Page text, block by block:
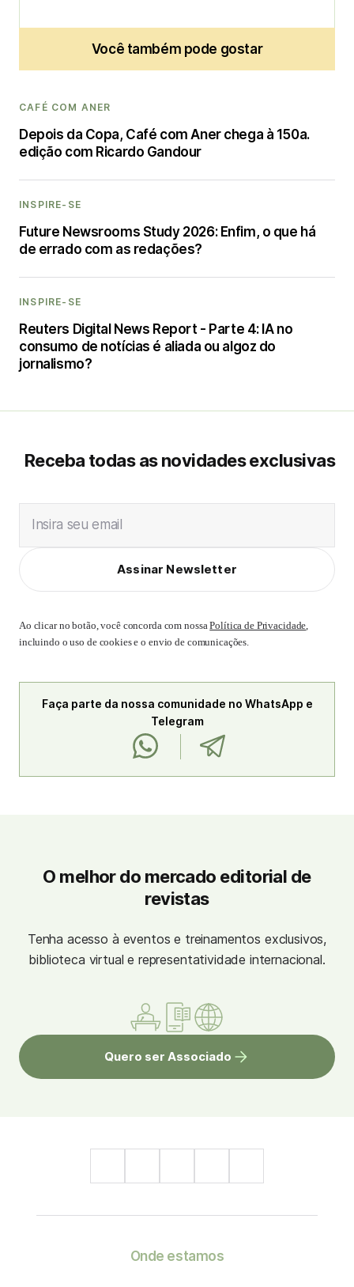
Você também pode gostar
CAFÉ COM ANER
Depois da Copa, Café com Aner chega à 150a.
edição com Ricardo Gandour
INSPIRE-SE
Future Newsrooms Study 2026: Enfim, o que há
de errado com as redações?
INSPIRE-SE
Reuters Digital News Report - Parte 4: IA no
consumo de notícias é aliada ou algoz do
jornalismo?
Receba todas as novidades exclusivas
Insira seu email
Assinar Newsletter
Ao clicar no botão, você concorda com nossaPolítica de Privacidade,
incluindo o uso de cookies e o envio de comunicações.
Faça parte da nossa comunidade no WhatsApp e
Telegram
O melhor do mercado editorial de
revistas
Tenha acesso à eventos e treinamentos exclusivos,
biblioteca virtual e representatividade internacional.
Quero ser Associado
Onde estamos